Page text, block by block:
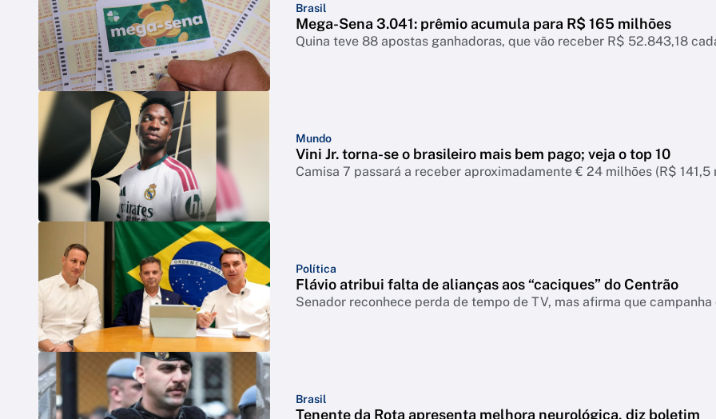
Brasil
Mega-Sena 3.041: prêmio acumula para R$ 165 milhões
Quina teve 88 apostas ganhadoras, que vão receber R$ 52.843,18
Mundo
Vini Jr. torna-se o brasileiro mais bem pago; veja o top 10
Camisa 7 passará a receber aproximadamente € 24 milhões (R$ 141,5
Política
Flávio atribui falta de alianças aos “caciques” do Centrão
Senador reconhece perda de tempo de TV, mas afirma que
Brasil
Tenente da Rota apresenta melhora neurológica, diz boletim